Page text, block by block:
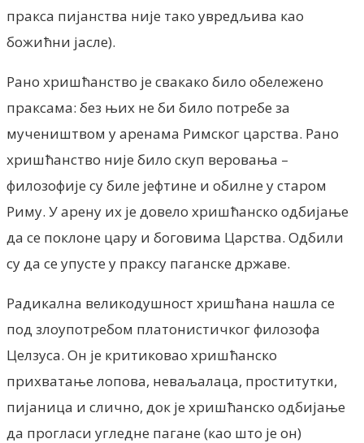
пракса пијанства није тако увредљива као
божићни јасле).
Рано хришћанство је свакако било обележено
праксама: без њих не би било потребе за
мучеништвом у аренама Римског царства. Рано
хришћанство није било скуп веровања –
филозофије су биле јефтине и обилне у старом
Риму. У арену их је довело хришћанско одбијање
да се поклоне цару и боговима Царства. Одбили
су да се упусте у праксу паганске државе.
Радикална великодушност хришћана нашла се
под злоупотребом платонистичког филозофа
Целзуса. Он је критиковао хришћанско
прихватање лопова, неваљалаца, проститутки,
пијаница и слично, док је хришћанско одбијање
да прогласи угледне пагане (као што је он)